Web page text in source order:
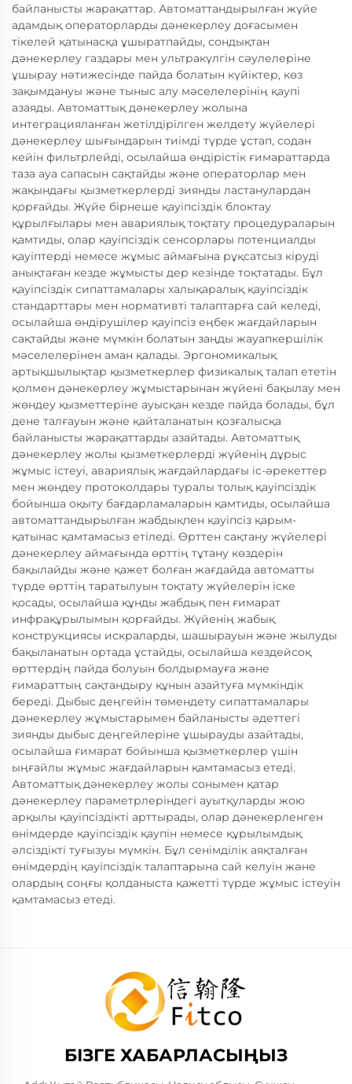
байланысты жарақаттар. Автоматтандырылған жүйе
адамдық операторларды дәнекерлеу доғасымен
тікелей қатынасқа ұшыратпайды, сондықтан
дәнекерлеу газдары мен ультракүлгін сәулелеріне
ұшырау нәтижесінде пайда болатын күйіктер, көз
зақымдануы және тыныс алу мәселелерінің қаупі
азаяды. Автоматтық дәнекерлеу жолына
интеграцияланған жетілдірілген желдету жүйелері
дәнекерлеу шығындарын тиімді түрде ұстап, содан
кейін фильтрлейді, осылайша өндірістік ғимараттарда
таза ауа сапасын сақтайды және операторлар мен
жақындағы қызметкерлерді зиянды ластанулардан
қорғайды. Жүйе бірнеше қауіпсіздік блоктау
құрылғылары мен авариялық тоқтату процедураларын
қамтиды, олар қауіпсіздік сенсорлары потенциалды
қауіптерді немесе жұмыс аймағына рұқсатсыз кіруді
анықтаған кезде жұмысты дер кезінде тоқтатады. Бұл
қауіпсіздік сипаттамалары халықаралық қауіпсіздік
стандарттары мен нормативті талаптарға сай келеді,
осылайша өндірушілер қауіпсіз еңбек жағдайларын
сақтайды және мүмкін болатын заңды жауапкершілік
мәселелерінен аман қалады. Эргономикалық
артықшылықтар қызметкерлер физикалық талап ететін
қолмен дәнекерлеу жұмыстарынан жүйені бақылау мен
жөндеу қызметтеріне ауысқан кезде пайда болады, бұл
дене талғауын және қайталанатын қозғалысқа
байланысты жарақаттарды азайтады. Автоматтық
дәнекерлеу жолы қызметкерлерді жүйенің дұрыс
жұмыс істеуі, авариялық жағдайлардағы іс-әрекеттер
мен жөндеу протоколдары туралы толық қауіпсіздік
бойынша оқыту бағдарламаларын қамтиды, осылайша
автоматтандырылған жабдықпен қауіпсіз қарым-
қатынас қамтамасыз етіледі. Өрттен сақтану жүйелері
дәнекерлеу аймағында өрттің тұтану көздерін
бақылайды және қажет болған жағдайда автоматты
түрде өрттің таратылуын тоқтату жүйелерін іске
қосады, осылайша құнды жабдық пен ғимарат
инфрақұрылымын қорғайды. Жүйенің жабық
конструкциясы искраларды, шашырауын және жылуды
бақыланатын ортада ұстайды, осылайша кездейсоқ
өрттердің пайда болуын болдырмауға және
ғимараттың сақтандыру құнын азайтуға мүмкіндік
береді. Дыбыс деңгейін төмендету сипаттамалары
дәнекерлеу жұмыстарымен байланысты әдеттегі
зиянды дыбыс деңгейлеріне ұшырауды азайтады,
осылайша ғимарат бойынша қызметкерлер үшін
ыңғайлы жұмыс жағдайларын қамтамасыз етеді.
Автоматтық дәнекерлеу жолы сонымен қатар
дәнекерлеу параметрлеріндегі ауытқуларды жою
арқылы қауіпсіздікті арттырады, олар дәнекерленген
өнімдерде қауіпсіздік қаупін немесе құрылымдық
әлсіздікті туғызуы мүмкін. Бұл сенімділік аяқталған
өнімдердің қауіпсіздік талаптарына сай келуін және
олардың соңғы қолданыста қажетті түрде жұмыс істеуін
қамтамасыз етеді.
БІЗГЕ ХАБАРЛАСЫҢЫЗ